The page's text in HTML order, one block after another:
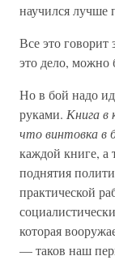
научился лучше
Все это говорит
это дело, можно
Но в бой надо
руками. Книга в
что винтовка в
каждой книге, а
поднятия
практической
которая
— таков наш